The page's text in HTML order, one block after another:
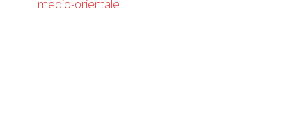
medio-orientale